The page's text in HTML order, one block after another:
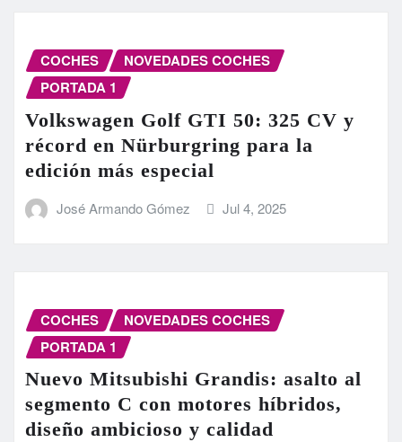
COCHES
NOVEDADES COCHES
PORTADA 1
Volkswagen Golf GTI 50: 325 CV y
récord en Nürburgring para la
edición más especial
José Armando Gómez Jul 4, 2025
COCHES
NOVEDADES COCHES
PORTADA 1
Nuevo Mitsubishi Grandis: asalto al
segmento C con motores híbridos,
diseño ambicioso y calidad